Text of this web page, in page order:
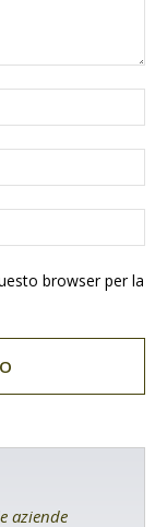
browser per la
aziende